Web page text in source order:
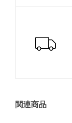
関連商品